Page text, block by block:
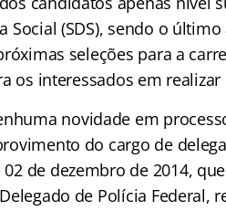
(SDS), sendo o último
seleções para a
os interessados em
novidade em
do cargo de
de dezembro de 2014,
de Polícia Federal,